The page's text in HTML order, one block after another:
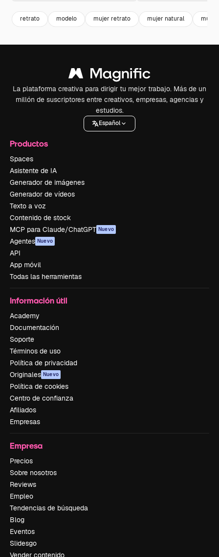
retrato modelo mujer retrato mujer natural mujer
La plataforma creativa para dirigir tu mejor trabajo. Más de un
millón de suscriptores entre creativos, empresas, agencias y
estudios.
Español
Productos
Spaces
Asistente de IA
Generador de imágenes
Generador de vídeos
Texto a voz
Contenido de stock
MCP para Claude/ChatGPT Nuevo
Agentes Nuevo
API
App móvil
Todas las herramientas
Información útil
Academy
Documentación
Soporte
Términos de uso
Política de privacidad
Originales Nuevo
Política de cookies
Centro de confianza
Afiliados
Empresas
Empresa
Precios
Sobre nosotros
Reviews
Empleo
Tendencias de búsqueda
Blog
Eventos
Slidesgo
Vender contenido